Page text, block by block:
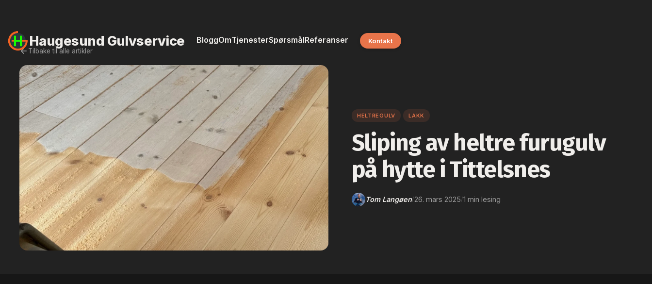
Haugesund Gulvservice BloggOmTjenesterSpørsmålReferanser
Kontakt
Tilbake til alle artikler
HELTREGULV LAKK
Sliping av heltre furugulv
på hytte i Tittelsnes
Tom Langøen/26. mars 2025/1 min lesing